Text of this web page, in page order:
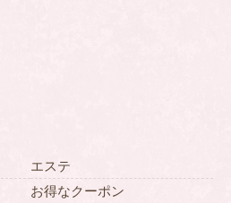
エステ
お得なクーポン